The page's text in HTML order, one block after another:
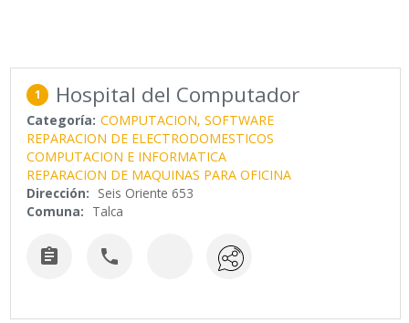
1 Hospital del Computador
Categoría: COMPUTACION, SOFTWARE
REPARACION DE ELECTRODOMESTICOS
COMPUTACION E INFORMATICA
REPARACION DE MAQUINAS PARA OFICINA
Dirección: Seis Oriente 653
Comuna: Talca
 